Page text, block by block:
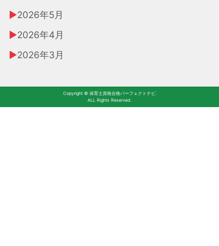
2026年5月
2026年4月
2026年3月
Copyright © 保育士資格合格パーフェクトナビ.
ALL Rights Reserved.